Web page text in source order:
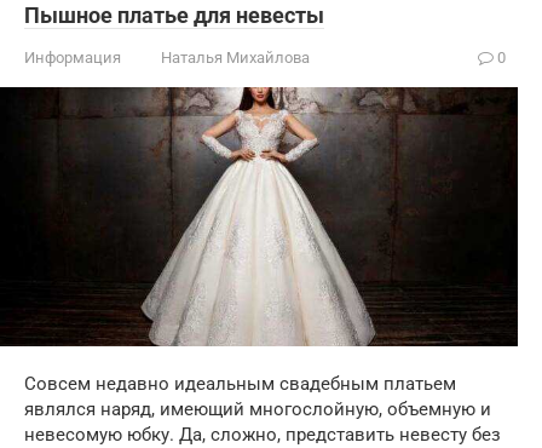
Пышное платье для невесты
Информация Наталья Михайлова 0
Совсем недавно идеальным свадебным платьем
являлся наряд, имеющий многослойную, объемную и
невесомую юбку. Да, сложно, представить невесту без